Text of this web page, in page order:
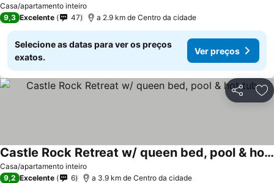
Casa/apartamento inteiro
Ver preços
9,3 Excelente 47 a 2.9 km de Centro da cidade
Selecione as datas para ver os preços
exatos.
Ver preços
Partilhar
Casa/apartamento inteiro
Castle Rock Retreat w/ queen bed, pool & hot tub
Ver preços
9,2 Excelente 6 a 3.9 km de Centro da cidade